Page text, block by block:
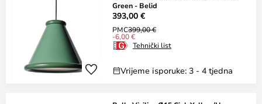
Green - Belid
393,00 €
PMC399,00 €
-6,00 €
Tehnički list
Vrijeme isporuke: 3 - 4 tjedna